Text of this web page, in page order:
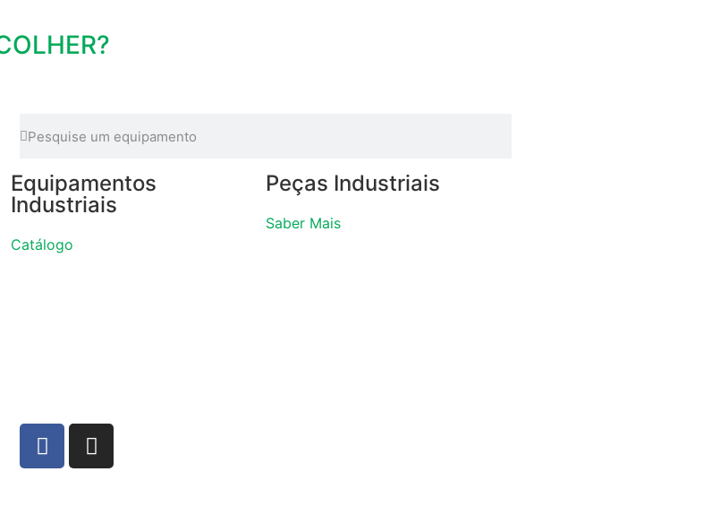
Equipamentos
Industriais
Catálogo
Peças Industriais
Saber Mais